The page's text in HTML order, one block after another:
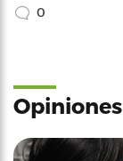
0
Opiniones